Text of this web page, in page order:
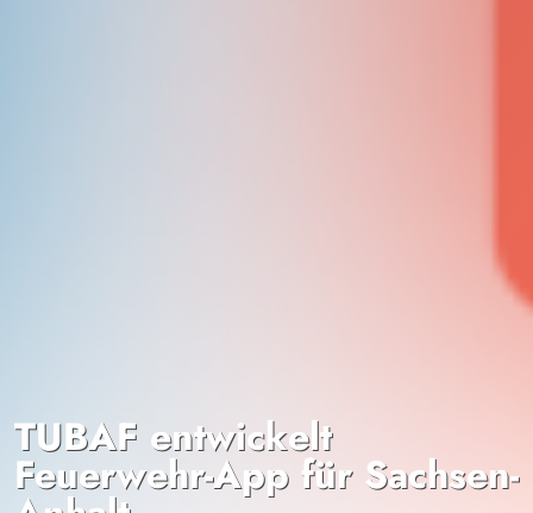
TUBAF entwickelt
Feuerwehr-App für Sachsen-